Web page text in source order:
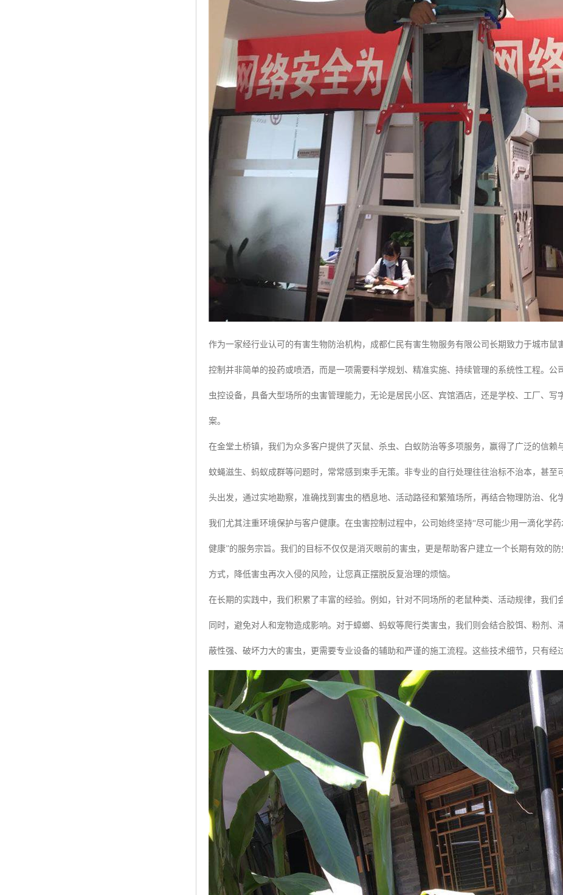
作为一家经行业认可的有害生物防治机构，成都仁民有害生物服务有限公司长期致力于城市
控制并非简单的投药或喷洒，而是一项需要科学规划、精准实施、持续管理的系统性工程。
虫控设备，具备大型场所的虫害管理能力，无论是居民小区、宾馆酒店，还是学校、工厂、
案。
在金堂土桥镇，我们为众多客户提供了灭鼠、杀虫、白蚁防治等多项服务，赢得了广泛的信赖
蚊蝇滋生、蚂蚁成群等问题时，常常感到束手无策。非专业的自行处理往往治标不治本，甚
头出发，通过实地勘察，准确找到害虫的栖息地、活动路径和繁殖场所，再结合物理防治、化
我们尤其注重环境保护与客户健康。在虫害控制过程中，公司始终坚持“尽可能少用一滴化学
健康”的服务宗旨。我们的目标不仅仅是消灭眼前的害虫，更是帮助客户建立一个长期有效的
方式，降低害虫再次入侵的风险，让您真正摆脱反复治理的烦恼。
在长期的实践中，我们积累了丰富的经验。例如，针对不同场所的老鼠种类、活动规律，我
同时，避免对人和宠物造成影响。对于蟑螂、蚂蚁等爬行类害虫，我们则会结合胶饵、粉剂
蔽性强、破坏力大的害虫，更需要专业设备的辅助和严谨的施工流程。这些技术细节，只有经